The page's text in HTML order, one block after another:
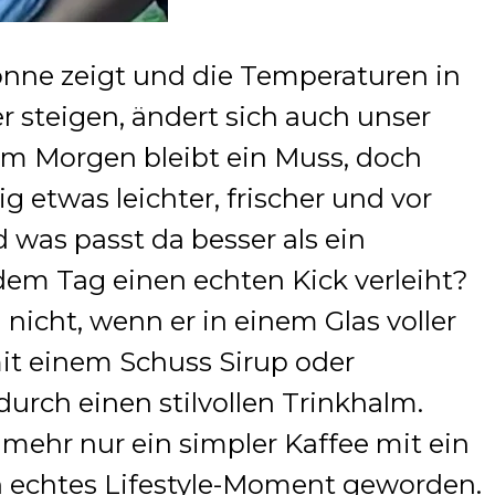
zeigt und die Temperaturen in
steigen, ändert sich auch unser
Morgen bleibt ein Muss, doch
etwas leichter, frischer und vor
passt da besser als ein
Tag einen echten Kick verleiht?
nicht, wenn er in einem Glas voller
einem Schuss Sirup oder
einen stilvollen Trinkhalm.
nur ein simpler Kaffee mit ein
echtes Lifestyle-Moment geworden.